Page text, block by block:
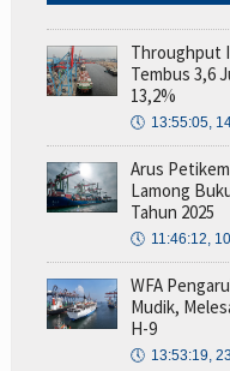
Throughput
Tembus 3,6
13,2%
🕔 13:55:05,
Arus
Lamong
Tahun 2025
🕔 11:46:12,
WFA
Mudik,
H-9
🕔 13:53:19,